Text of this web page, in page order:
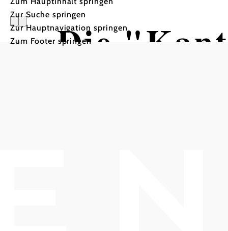
Zur Suche springen
Zur Hauptnavigation springen
Zum Footer springen
Die